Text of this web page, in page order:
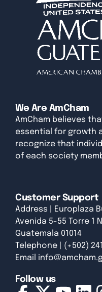
We Are AmCham
AmCham believes
essential for growth
recognize that
of each society
Customer Support
Address | Europlaza
Avenida 5-55 Torre 1
Guatemala 01014
Telephone | (+502)
Email
Follow us